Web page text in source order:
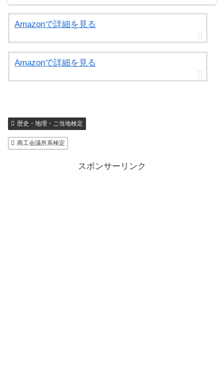
Amazonで詳細を見る
Amazonで詳細を見る
歴史・地理・ご当地検定
商工会議所系検定
スポンサーリンク